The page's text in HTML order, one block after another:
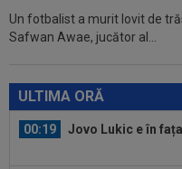
Un fotbalist a murit lovit de
Safwan Awae, jucător al...
ULTIMA ORĂ
23:51
Surpriza din
le-a rupt seria de victorii...
00:19 Jovo Lukic e în